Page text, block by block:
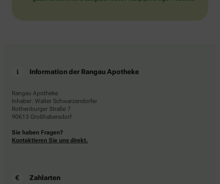
Information der Rangau Apotheke
Rangau Apotheke
Inhaber: Walter Schwarzendorfer
Rothenburger Straße 7
90613 Großhabersdorf
Sie haben Fragen?
Kontaktieren Sie uns direkt.
Zahlarten